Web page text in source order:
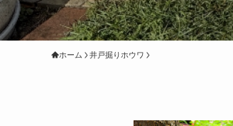
ホーム 井戸掘りホウワ